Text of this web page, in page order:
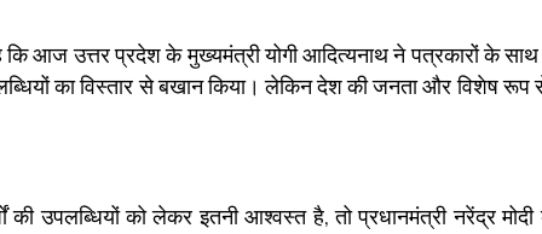
कि आज उत्तर प्रदेश के मुख्यमंत्री योगी आदित्यनाथ ने पत्रकारों के
का विस्तार से बखान किया। लेकिन देश की जनता और विशेष
उपलब्धियों को लेकर इतनी आश्वस्त है, तो प्रधानमंत्री नरेंद्र